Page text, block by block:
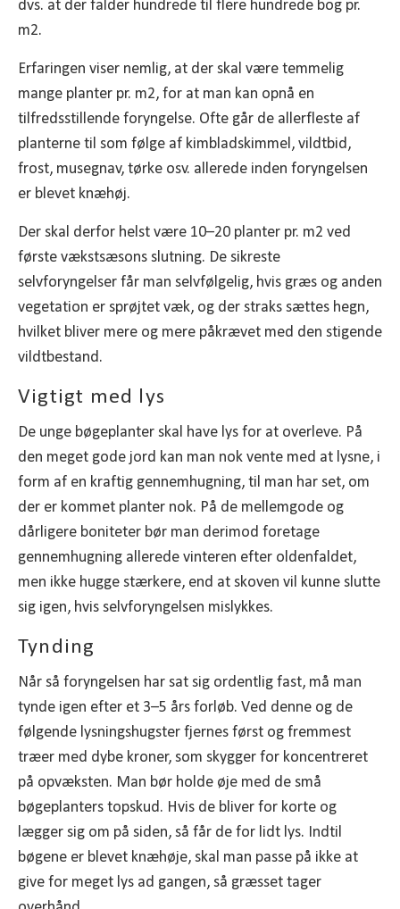
dvs. at der falder hundrede til flere hundrede bog pr.
m2.
Erfaringen viser nemlig, at der skal være temmelig
mange planter pr. m2, for at man kan opnå en
tilfredsstillende foryngelse. Ofte går de allerfleste af
planterne til som følge af kimbladskimmel, vildtbid,
frost, musegnav, tørke osv. allerede inden foryngelsen
er blevet knæhøj.
Der skal derfor helst være 10–20 planter pr. m2 ved
første vækstsæsons slutning. De sikreste
selvforyngelser får man selvfølgelig, hvis græs og anden
vegetation er sprøjtet væk, og der straks sættes hegn,
hvilket bliver mere og mere påkrævet med den stigende
vildtbestand.
Vigtigt med lys
De unge bøgeplanter skal have lys for at overleve. På
den meget gode jord kan man nok vente med at lysne, i
form af en kraftig gennemhugning, til man har set, om
der er kommet planter nok. På de mellemgode og
dårligere boniteter bør man derimod foretage
gennemhugning allerede vinteren efter oldenfaldet,
men ikke hugge stærkere, end at skoven vil kunne slutte
sig igen, hvis selvforyngelsen mislykkes.
Tynding
Når så foryngelsen har sat sig ordentlig fast, må man
tynde igen efter et 3–5 års forløb. Ved denne og de
følgende lysningshugster fjernes først og fremmest
træer med dybe kroner, som skygger for koncentreret
på opvæksten. Man bør holde øje med de små
bøgeplanters topskud. Hvis de bliver for korte og
lægger sig om på siden, så får de for lidt lys. Indtil
bøgene er blevet knæhøje, skal man passe på ikke at
give for meget lys ad gangen, så græsset tager